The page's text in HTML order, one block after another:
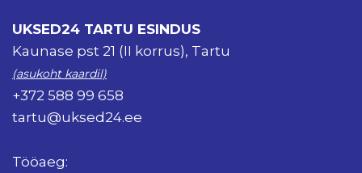
UKSED24 TARTU ESINDUS
Kaunase pst 21 (II korrus), Tartu
(asukoht kaardil)
+372 588 99 658
tartu@uksed24.ee
Tööaeg: